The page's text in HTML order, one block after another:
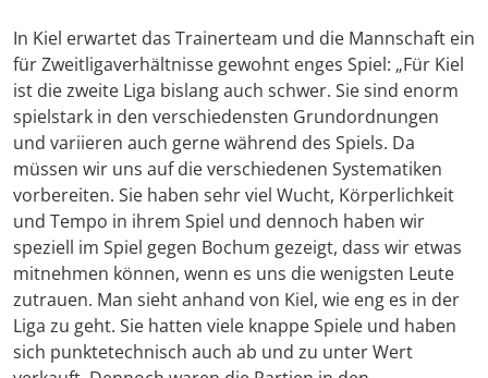
In Kiel erwartet das Trainerteam und die Mannschaft ein
für Zweitligaverhältnisse gewohnt enges Spiel: „Für Kiel
ist die zweite Liga bislang auch schwer. Sie sind enorm
spielstark in den verschiedensten Grundordnungen
und variieren auch gerne während des Spiels. Da
müssen wir uns auf die verschiedenen Systematiken
vorbereiten. Sie haben sehr viel Wucht, Körperlichkeit
und Tempo in ihrem Spiel und dennoch haben wir
speziell im Spiel gegen Bochum gezeigt, dass wir etwas
mitnehmen können, wenn es uns die wenigsten Leute
zutrauen. Man sieht anhand von Kiel, wie eng es in der
Liga zu geht. Sie hatten viele knappe Spiele und haben
sich punktetechnisch auch ab und zu unter Wert